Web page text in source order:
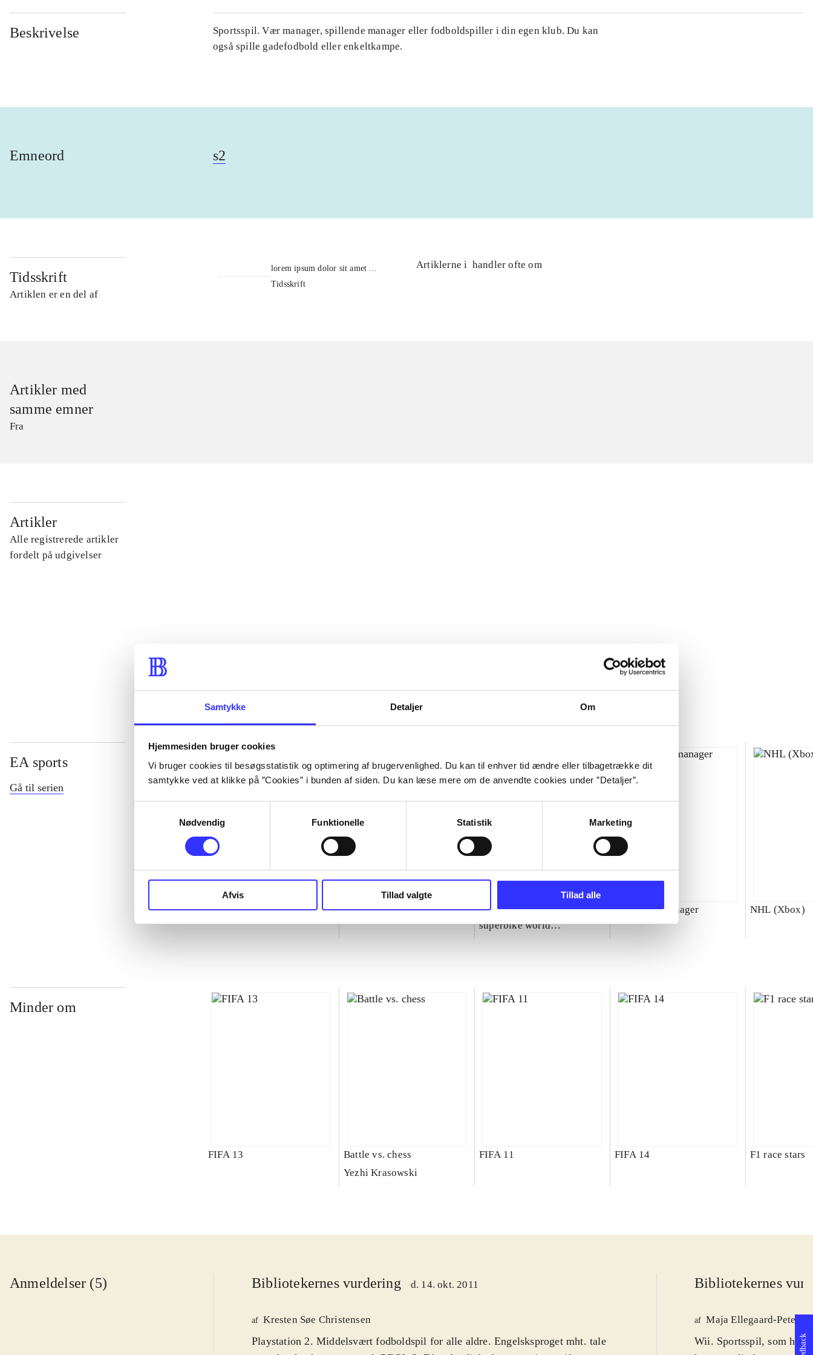
Samtykke Detaljer Om
Hjemmesiden bruger cookies
Vi bruger cookies til besøgsstatistik og optimering af brugervenlighed. Du kan til enhver tid ændre eller tilbagetrække dit
samtykke ved at klikke på ”Cookies” i bunden af siden. Du kan læse mere om de anvendte cookies under ”Detaljer”.
Nødvendig
Funktionelle Statistik Marketing
Afvis Tillad valgte Tillad alle
Beskrivelse
Sportsspil. Vær manager, spillende manager eller fodboldspiller i din egen klub. Du kan
også spille gadefodbold eller enkeltkampe.
Emneord s2
Tidsskrift
Artiklen er en del af
lorem ipsum dolor sit amet ...
Tidsskrift
Artiklerne i handler ofte om
Artikler med
samme emner
Fra
Artikler
Alle registrerede artikler
fordelt på udgivelser
EA sports
Gå til serien
NHL (Pc) NBA live (Pc)
Superbike 2000 : SBK
superbike world
Total club manager NHL (Xbox)
Minder om
FIFA 13
Battle vs. chess
Yezhi Krasowski
FIFA 11 FIFA 14 F1 race stars
Anmeldelser (5) Bibliotekernes vurdering d. 14. okt. 2011
af Kresten Søe Christensen
Playstation 2. Middelsvært fodboldspil for alle aldre. Engelsksproget mht. tale
Bibliotekernes
af Maja Ellegaard-
Wii. Sportsspil, som